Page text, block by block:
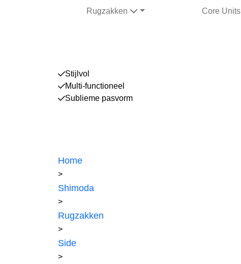
Rugzakken Core Units
Stijlvol
Multi-functioneel
Sublieme pasvorm
Home
>
Shimoda
>
Rugzakken
>
Side
>